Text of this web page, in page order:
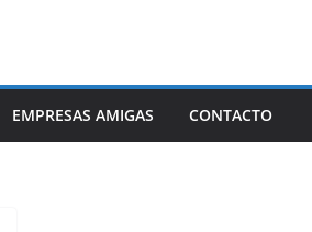
EMPRESAS AMIGAS CONTACTO